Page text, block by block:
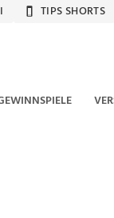
TIPS SHORTS